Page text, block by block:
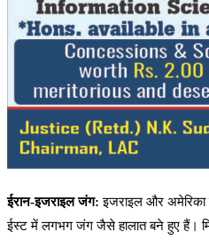
ईरान-इजराइल जंग:इजराइल और अमेरिका
ईस्ट में लगभग जंग जैसे हालात बने हुए हैं।